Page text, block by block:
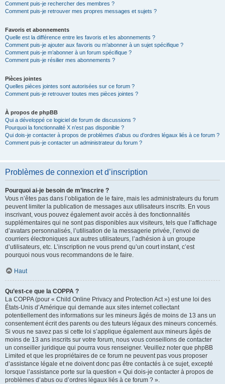
Comment puis-je rechercher des membres ?
Comment puis-je retrouver mes propres messages et sujets ?
Favoris et abonnements
Quelle est la différence entre les favoris et les abonnements ?
Comment puis-je ajouter aux favoris ou m’abonner à un sujet spécifique ?
Comment puis-je m’abonner à un forum spécifique ?
Comment puis-je résilier mes abonnements ?
Pièces jointes
Quelles pièces jointes sont autorisées sur ce forum ?
Comment puis-je retrouver toutes mes pièces jointes ?
À propos de phpBB
Qui a développé ce logiciel de forum de discussions ?
Pourquoi la fonctionnalité X n’est pas disponible ?
Qui dois-je contacter à propos de problèmes d’abus ou d’ordres légaux liés à ce forum ?
Comment puis-je contacter un administrateur du forum ?
Problèmes de connexion et d’inscription
Pourquoi ai-je besoin de m’inscrire ?
Vous n’êtes pas dans l’obligation de le faire, mais les administrateurs du forum
peuvent limiter la publication de messages aux utilisateurs inscrits. En vous
inscrivant, vous pouvez également avoir accès à des fonctionnalités
supplémentaires qui ne sont pas disponibles aux visiteurs, tels que l’affichage
d’avatars personnalisés, l’utilisation de la messagerie privée, l’envoi de
courriers électroniques aux autres utilisateurs, l’adhésion à un groupe
d’utilisateurs, etc. L’inscription ne vous prend qu’un court instant, c’est
pourquoi nous vous recommandons de le faire.
Haut
Qu’est-ce que la COPPA ?
La COPPA (pour « Child Online Privacy and Protection Act ») est une loi des
États-Unis d’Amérique qui demande aux sites internet collectant
potentiellement des informations sur les mineurs âgés de moins de 13 ans un
consentement écrit des parents ou des tuteurs légaux des mineurs concernés.
Si vous ne savez pas si cette loi s’applique également aux mineurs âgés de
moins de 13 ans inscrits sur votre forum, nous vous conseillons de contacter
un conseiller juridique qui pourra vous renseigner. Veuillez noter que phpBB
Limited et que les propriétaires de ce forum ne peuvent pas vous proposer
d’assistance légale et ne doivent donc pas être contactés à ce sujet, excepté
lorsque l’assistance porte sur la question « Qui dois-je contacter à propos de
problèmes d’abus ou d’ordres légaux liés à ce forum ? ».